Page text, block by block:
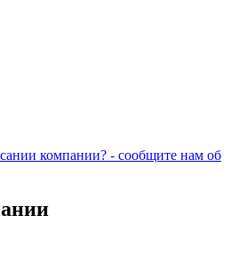
компании? - сообщите нам об